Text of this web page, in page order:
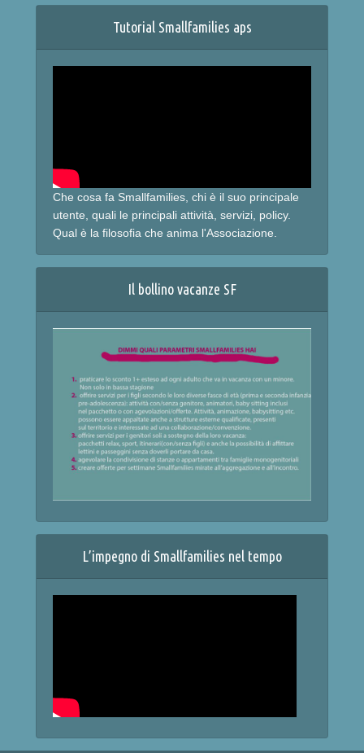
Tutorial Smallfamilies aps
Che cosa fa Smallfamilies, chi è il suo principale
utente, quali le principali attività, servizi, policy.
Qual è la filosofia che anima l'Associazione.
Il bollino vacanze SF
L’impegno di Smallfamilies nel tempo